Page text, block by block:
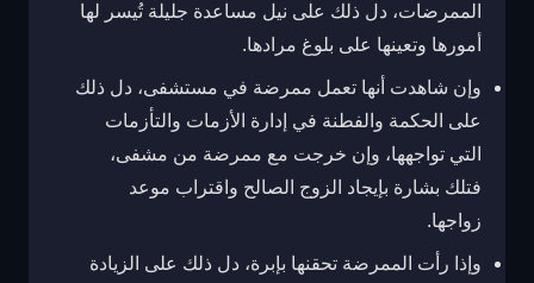
الممرضات، دل ذلك على نيل مساعدة جليلة تُيسر لها
أمورها وتعينها على بلوغ مرادها.
وإن شاهدت أنها تعمل ممرضة في مستشفى، دل ذلك
على الحكمة والفطنة في إدارة الأزمات والتأزمات
التي تواجهها، وإن خرجت مع ممرضة من مشفى،
فتلك بشارة بإيجاد الزوج الصالح واقتراب موعد
زواجها.
وإذا رأت الممرضة تحقنها بإبرة، دل ذلك على الزيادة